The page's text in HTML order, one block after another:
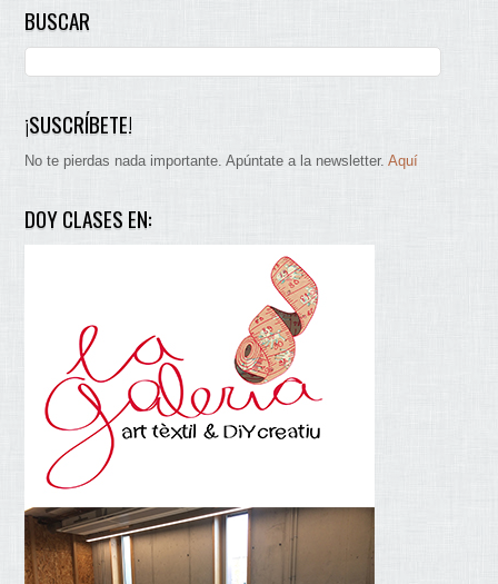
BUSCAR
¡SUSCRÍBETE!
No te pierdas nada importante. Apúntate a la newsletter.Aquí
DOY CLASES EN: